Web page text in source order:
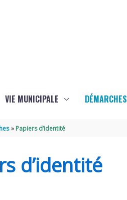
VIE MUNICIPALE DÉMARCHES
Papiers d’identité
d’identité